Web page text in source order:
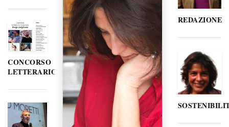
CONCORSO
LETTERARIO
REDAZIONE